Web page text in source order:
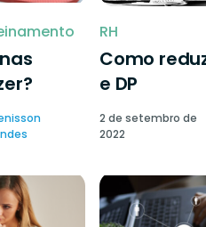
RH
Como
e DP
2 de setembro de
2022